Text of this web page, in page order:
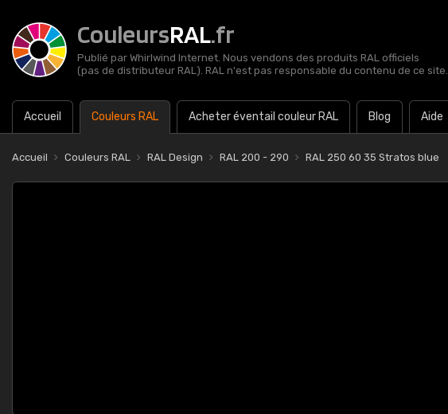
CouleursRAL.fr
Publié par Whirlwind Internet. Nous vendons des produits RAL officiels
(pas de distributeur RAL). RAL n'est pas responsable du contenu de ce site.
Accueil Couleurs RAL Acheter éventail couleur RAL Blog Aide
Accueil Couleurs RAL RAL Design RAL 200 - 290 RAL 250 60 35 Stratos blue